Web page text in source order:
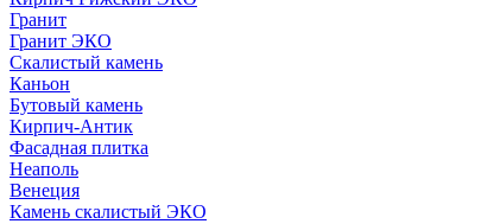
Гранит
Гранит ЭКО
Скалистый камень
Каньон
Бутовый камень
Кирпич-Антик
Фасадная плитка
Неаполь
Венеция
Камень скалистый ЭКО